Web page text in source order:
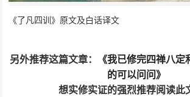
《了凡四训》原文及白话译文
另外推荐这篇文章：
《我已修完四禅八
的可以问问》
想实修实证的强烈推荐阅读此